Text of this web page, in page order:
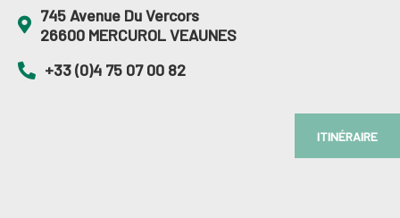
745 Avenue Du Vercors
26600 MERCUROL VEAUNES
+33 (0)4 75 07 00 82
ITINÉRAIRE